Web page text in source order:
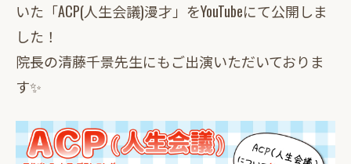
いた「ACP(人生会議)漫才」をYouTubeにて公開しま
した！
院長の清藤千景先生にもご出演いただいておりま
す✨